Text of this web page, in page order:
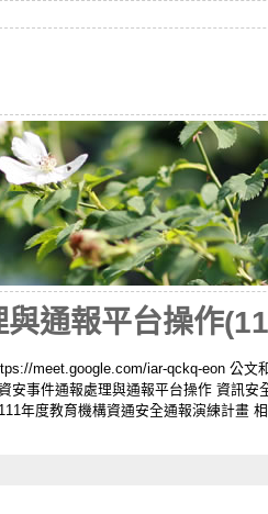
通報平台操作
meet.google.com/iar-qckq-eon 公文
事件通報處理與通報平台操作 資訊
年度教育機構資通安全通報演練計畫